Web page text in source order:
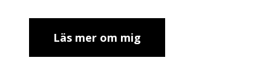
Läs mer om mig